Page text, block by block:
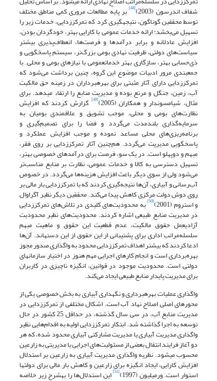
شفاف اندرسون (2003) [48] بر پایه مطالعات مروری کمی مناطق مختلف
توسط محققین گوناگون، نتیجه‏گیری کرد که تمرکز‌زدایی، خدمات زیر را
تسهیل می‌بخشد: ارائه خدمات عمومی با کارایی بهتر، خودگردان بودن،
افزایش عادلانه و برابر درآمدها و فرصت‌ها، انعطاف‌پذیری بیشتر
سیاست‌های دولتی، ظرفیت نهادی بومی بزرگ‌تر، سیستم پاسخگویی و
ذی‌حسابی بهتر، سازگاری بهتر خدمات‏عمومی با نیازهای بومی و محلی. با
جمع‏بندی مرور ادبیات موضوع این گروه، چنین برداشت می‌شود که
تمرکززدایی دارای آثار مثبتی برای بهره‏برداران در زمینه حق مالکیت
آب، زمین، جنگل و مرتع بوده و مدیریت منابع را ارتقاء می‏دهد. برای
مثال، شیامسوندار و همکاران (2005) [49] گزارش کردند که افزایش
نظارت‌های بومی و محلی، موجب تشویق و علاقمندی بومیان به
سرمایه‌گذاری بلندمدت می‌گردد و فضا را برای تصمیم‌گیری و
برنامه‌ریزی‌های محلی مساعد نموده و موجب افزایش عملکرد و
پاسخگویی مدیریت می‌گردد. هم‌چنین آثار تمرکززدایی بر روی فقر،
مبهم و دوپهلو است. در یک سو، فرصت برای درآمدهای خصوصی بهتر،
تسهیل دسترسی به کالا و خدمات عمومی، نظارت بر منابع مناسب‌تر
می‌شود ولی از سوی دیگر باعث افزایش هزینه‌ها می‌گردد. در خصوص
آب‌رسانی و آبیاری، آن‌ها نتیجه‌گیری کردند که با تمرکززدایی بار مالی بر
روی دوش دولت مرکزی کاهش پیدا می‌کند. محققین دیگر نظیر آگراوال
و استروم (2001) [50] به محدودیت‌های کلیدی در تلاش‌های تمرکززدایی
در مدیریت منابع طبیعی اشاره کردند. محدودیت‌های نظیر محدودیت
آزادی‏عمل حقوق مالکیت، عدم قطعیت این حقوق و ماهیت مبهم
سلسله‌مراتب اداری برای پشتیبانی از این حقوق از این دسته‏اند. آن‌ها
ادعا کردند که بیشتر اهداف تمرکززدایی محدود به واگذاری صدور مجوز
بهره‌برداری است و انجام کارهای اجرایی مهم هنوز در اختیار سازمان‏های
دولتی است. محدودیت موجود در قوانین، انگیزه ناچیزی در کاربران
برای مدیریت پایدار منابع طبیعی ایجاد می‌کند.
واگذاری عملیات بهره‏برداری و نگهداری آبیاری به بخش خصوصی یکی از
محورهای اصلی اصلاح نهاد آب است. اشکال مختلفی از تمرکززدایی در
مدیریت منابع آب، در سی سال گذشته، در حداقل 25 کشور در حال
توسعه به اجرا گذاشته شد. ابتکار تمرکززدایی اولیه به اقدام‌هایی نظیر
واگذاری مدیریت آبیاری یا مدیریت مشارکتی آبیاری محدود شده، که هر
دو آغاز فرایند انتقال بعضی از مسئولیت‌های اجرایی یا مدیریتی به زارعین
محسوب می‏شود. نظریه واگذاری مدیریت آبیاری به زارعین بر استدلال
افزایش کارایی، ایجاد انگیزه برای زارعین و کاهش بار مالی برای دولت‏ها
استوار است. ورمیلیون (1997) [51] این استدلال‌ها را به‏شرح زیر خلاصه